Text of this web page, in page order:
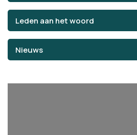
Leden aan het woord
Nieuws